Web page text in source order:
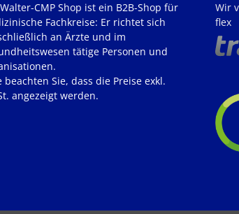
CMP Shop ist ein B2B-Shop für
Fachkreise: Er richtet sich
an Ärzte und im
tätige Personen und
beachten Sie, dass die Preise exkl.
angezeigt werden.
Wir
flex